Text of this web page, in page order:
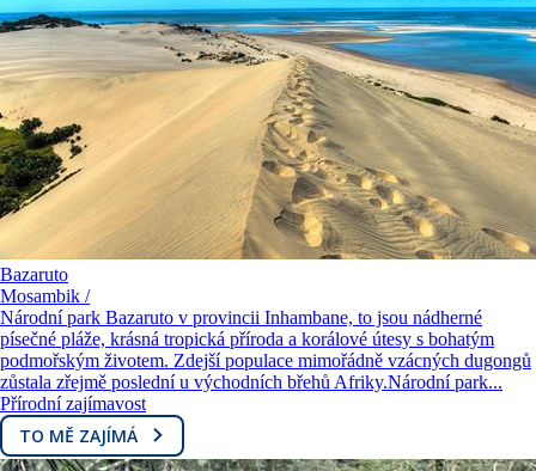
Bazaruto
Mosambik /
Národní park Bazaruto v provincii Inhambane, to jsou nádherné
písečné pláže, krásná tropická příroda a korálové útesy s bohatým
podmořským životem. Zdejší populace mimořádně vzácných dugongů
zůstala zřejmě poslední u východních břehů Afriky.Národní park...
Přírodní zajímavost
TO MĚ ZAJÍMÁ